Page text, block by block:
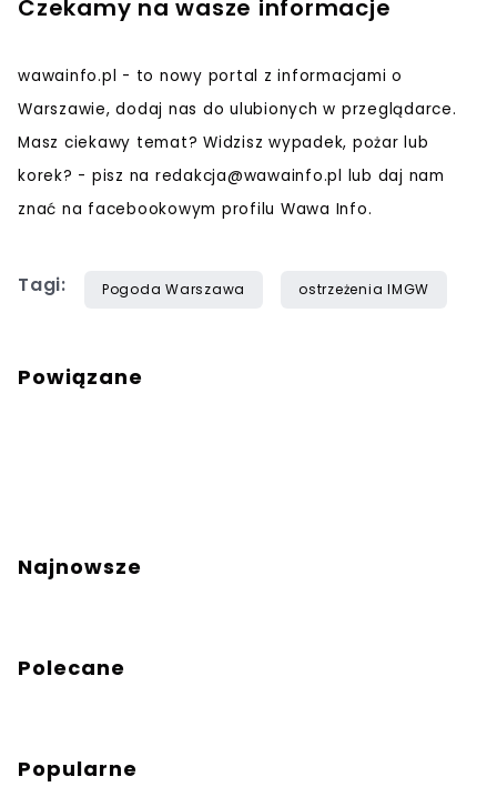
Czekamy na wasze informacje
wawainfo.pl - to nowy portal z informacjami o
Warszawie, dodaj nas do ulubionych w przeglądarce.
Masz ciekawy temat? Widzisz wypadek, pożar lub
korek? - pisz na redakcja@wawainfo.pl lub daj nam
znać na facebookowym profilu Wawa Info.
Tagi: Pogoda Warszawa ostrzeżenia IMGW
Powiązane
Najnowsze
Polecane
Popularne